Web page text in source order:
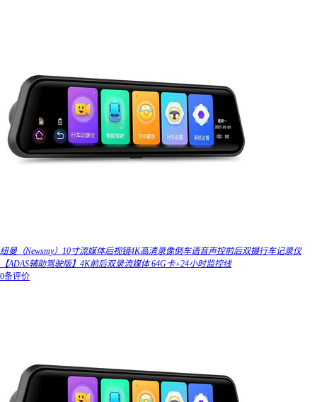
纽曼（Newsmy）10寸流媒体后视镜4K高清录像倒车语音声控前后双摄行车记录仪
【ADAS辅助驾驶版】4K前后双录流媒体 64G卡+24小时监控线
0条评价